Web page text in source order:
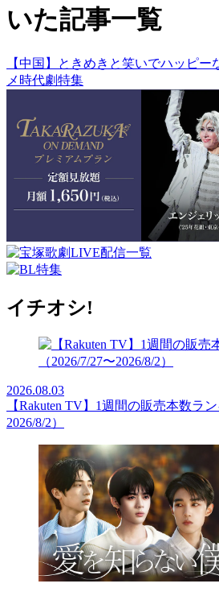
いた記事一覧
【中国】ときめきと笑いでハッピー
メ時代劇特集
イチオシ!
2026.08.03
【Rakuten TV】1週間の販売本数ラ
2026/8/2）